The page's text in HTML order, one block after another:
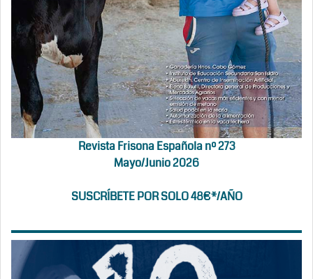
Revista Frisona Española nº 273
Mayo/Junio 2026
SUSCRÍBETE POR SOLO 48€*/AÑO